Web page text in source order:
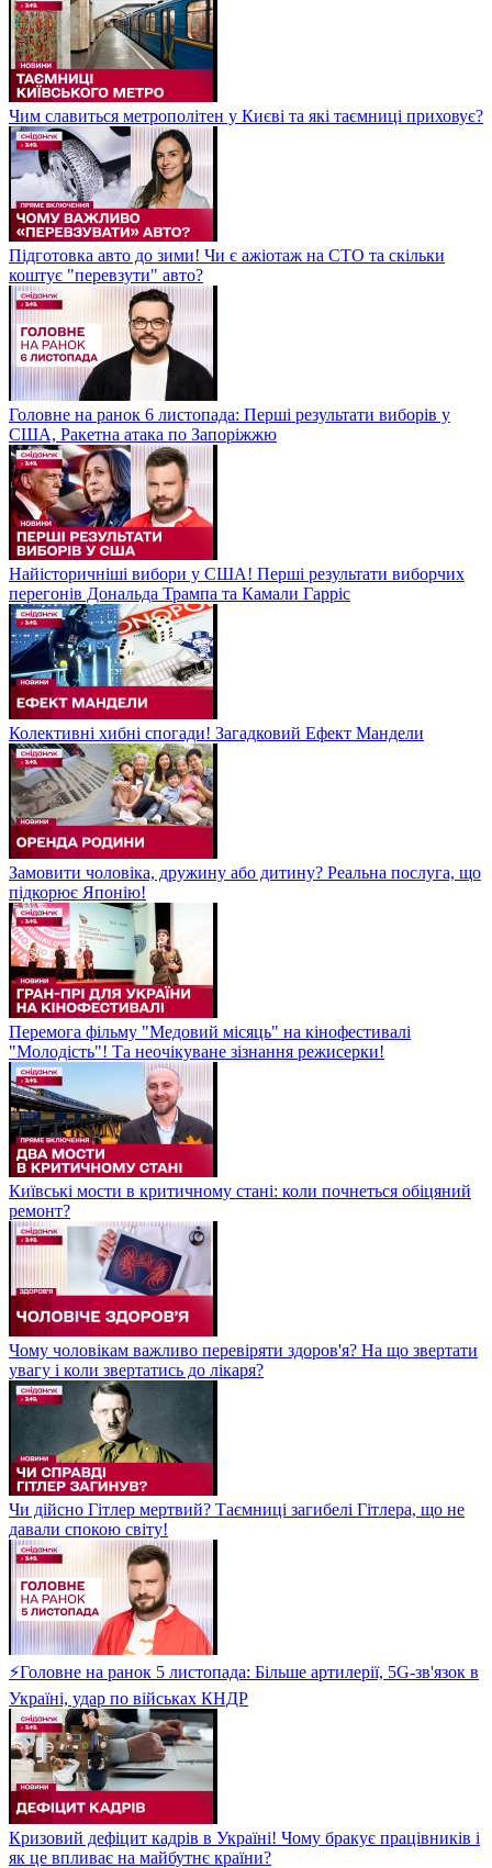
Чим славиться метрополітен у Києві та які таємниці приховує?
Підготовка авто до зими! Чи є ажіотаж на СТО та скільки
коштує "перевзути" авто?
Головне на ранок 6 листопада: Перші результати виборів у
США, Ракетна атака по Запоріжжю
Найісторичніші вибори у США! Перші результати виборчих
перегонів Дональда Трампа та Камали Гарріс
Колективні хибні спогади! Загадковий Ефект Мандели
Замовити чоловіка, дружину або дитину? Реальна послуга, що
підкорює Японію!
Перемога фільму "Медовий місяць" на кінофестивалі
"Молодість"! Та неочікуване зізнання режисерки!
Київські мости в критичному стані: коли почнеться обіцяний
ремонт?
Чому чоловікам важливо перевіряти здоров'я? На що звертати
увагу і коли звертатись до лікаря?
Чи дійсно Гітлер мертвий? Таємниці загибелі Гітлера, що не
давали спокою світу!
⚡Головне на ранок 5 листопада: Більше артилерії, 5G-зв'язок в
Україні, удар по військах КНДР
Кризовий дефіцит кадрів в Україні! Чому бракує працівників і
як це впливає на майбутнє країни?